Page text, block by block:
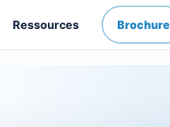
Ressources Brochure